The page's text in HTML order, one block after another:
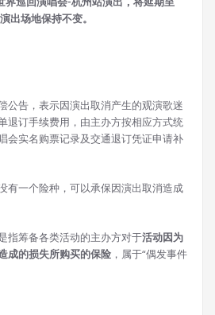
界巡回演唱会-杭州站演出，将延期至
出场地保持不变。
公告，表示因演出取消产生的观演歌迷
退订手续费用，由主办方按相应方式统
会实名购票记录及交通退订凭证申请补
有一个险种，可以承保因演出取消造成
指筹备各类活动的主办方对于活动因为
成的损失所购买的保险 ，属于“偶发事件